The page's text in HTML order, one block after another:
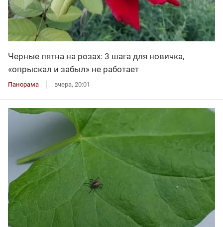
Черные пятна на розах: 3 шага для новичка,
«опрыскал и забыл» не работает
Панорама вчера, 20:01